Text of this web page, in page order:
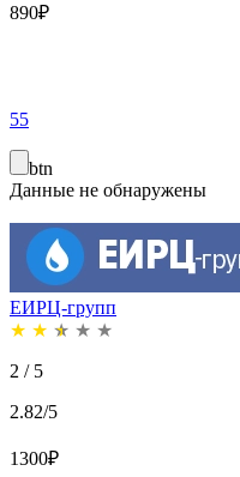
890₽
55
btn
Данные не обнаружены
ЕИРЦ-групп
★ ★ ★ ★ ★
2 / 5
2.82/5
1300₽